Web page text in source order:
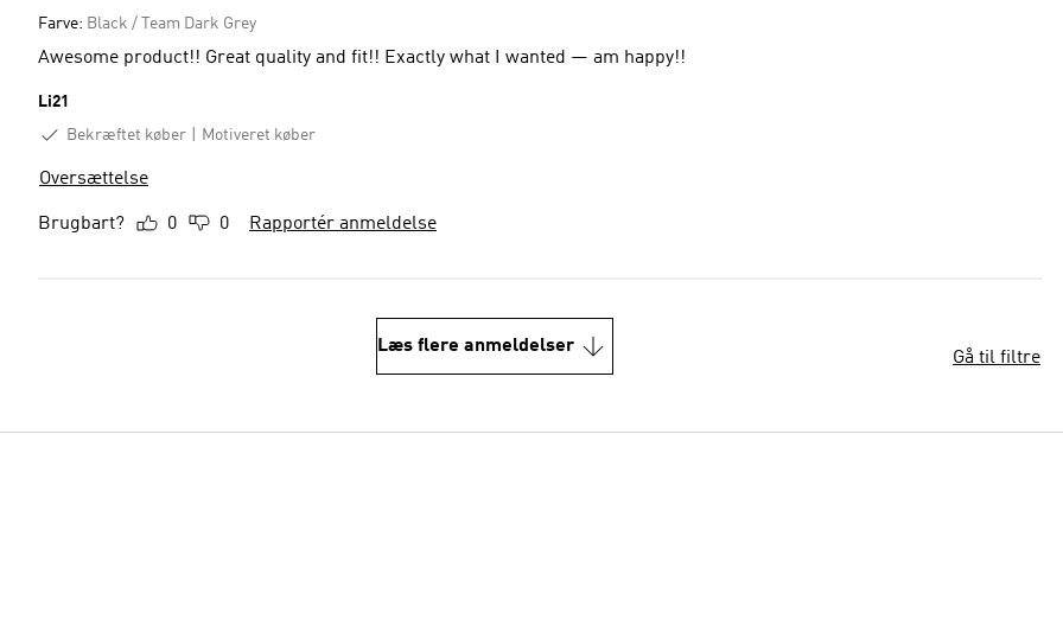
Farve: Black / Team Dark Grey
Awesome product!! Great quality and fit!! Exactly what I wanted — am happy!!
Li21
Bekræftet køber
Motiveret køber
Oversættelse
Brugbart? 0 0 Rapportér anmeldelse
Læs flere anmeldelser
Gå til filtre